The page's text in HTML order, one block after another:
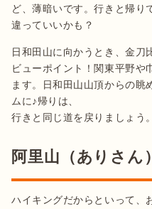
ど、薄暗いです。行きと帰り
違っていいかも？
日和田山に向かうとき、金刀
ビューポイント！関東平野や
ます。日和田山山頂からの眺
ムに♪帰りは、
阿里山（ありさん
ハイキングだからといって、